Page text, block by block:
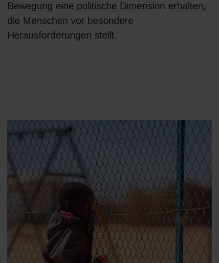
Bewegung eine politische Dimension erhalten,
die Menschen vor besondere
Herausforderungen stellt.